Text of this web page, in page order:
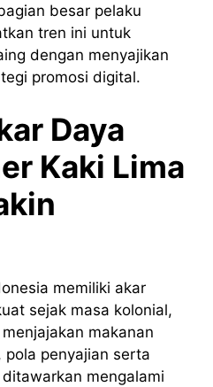
besar pelaku
tren ini untuk
dengan menyajikan
promosi digital.
Daya
Kaki Lima
memiliki akar
sejak masa kolonial,
makanan
pola penyajian serta
mengalami